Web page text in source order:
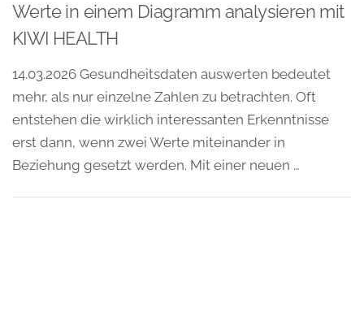
Werte in einem Diagramm analysieren mit
KIWI HEALTH
14.03.2026 Gesundheitsdaten auswerten bedeutet
mehr, als nur einzelne Zahlen zu betrachten. Oft
entstehen die wirklich interessanten Erkenntnisse
erst dann, wenn zwei Werte miteinander in
Beziehung gesetzt werden. Mit einer neuen …